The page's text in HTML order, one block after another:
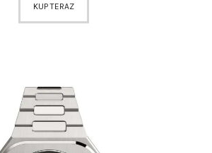
KUP TERAZ